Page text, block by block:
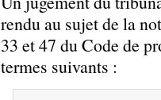
rendu au sujet de la
33 et 47 du Code de
termes suivants :